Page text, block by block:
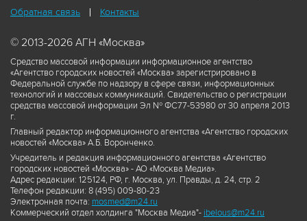
Обратная связь Контакты
© 2013-2026 АГН «Москва»
Средство массовой информации информационное агентство
«Агентство городских новостей «Москва» зарегистрировано в
Федеральной службе по надзору в сфере связи, информационных
технологий и массовых коммуникаций. Свидетельство о регистрации
средства массовой информации Эл № ФС77-53980 от 30 апреля 2013
г.
Главный редактор информационного агентства «Агентство городских
новостей «Москва» А.Б. Воронченко.
Учредитель и редакция информационного агентства «Агентство
городских новостей «Москва» - АО «Москва Медиа».
Адрес редакции: 125124, РФ, г. Москва, ул. Правды, д. 24, стр. 2
Телефон редакции: 8 (495) 009-80-23
Электронная почта: mosmed@m24.ru
Коммерческий отдел холдинга "Москва Медиа"- ibelous@m24.ru